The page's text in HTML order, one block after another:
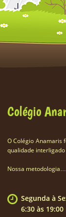
Colégio
O Colégio Anamaris
qualidade
Nossa metodologia…
Segunda à
6:30 às 19:00